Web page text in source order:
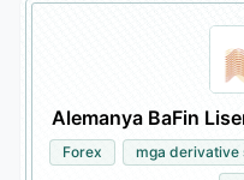
Alemanya BaFin
Forex mga derivative